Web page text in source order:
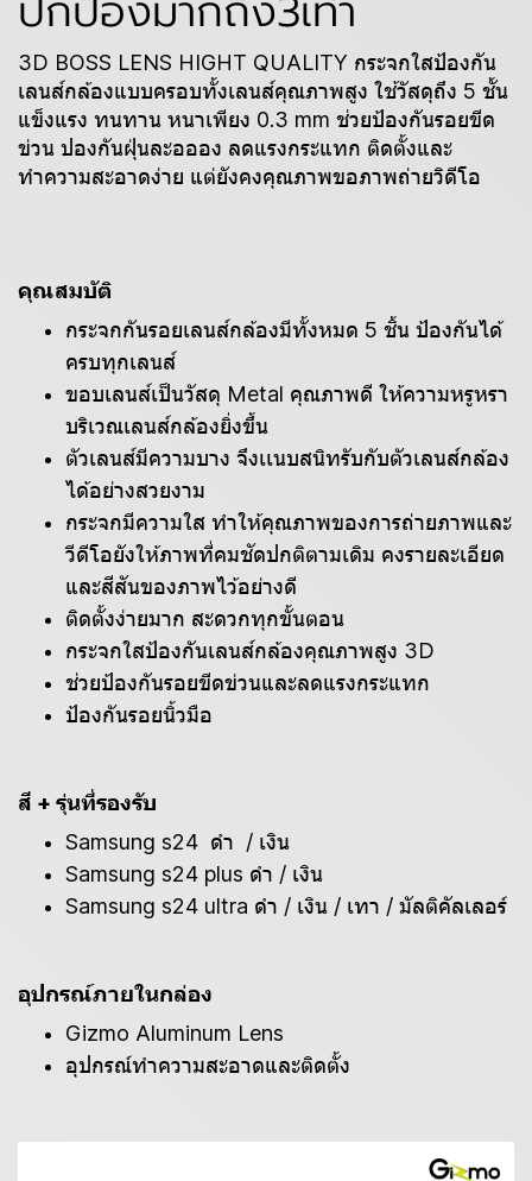
3D BOSS LENS HIGHT QUALITY กระจกใสป้องกัน
เลนส์กล้องแบบครอบทั้งเลนส์คุณภาพสูง ใช้วัสดุถึง 5 ชั้น
แข็งแรง ทนทาน หนาเพียง 0.3 mm ช่วยป้องกันรอยขีด
ข่วน ปองกันฝุ่นละอออง ลดแรงกระแทก ติดตั้งและ
ทำความสะอาดง่าย แต่ยังคงคุณภาพขอภาพถ่ายวิดีโอ
คุณสมบัติ
กระจกกันรอยเลนส์กล้องมีทั้งหมด 5 ชิ้น ป้องกันได้
ครบทุกเลนส์
ขอบเลนส์เป็นวัสดุ Metal คุณภาพดี ให้ความหรูหรา
บริเวณเลนส์กล้องยิ่งขึ้น
ตัวเลนส์มีความบาง จึงเเนบสนิทรับกับตัวเลนส์กล้อง
ได้อย่างสวยงาม
กระจกมีความใส ทำให้คุณภาพของการถ่ายภาพและ
วีดีโอยังให้ภาพที่คมชัดปกติตามเดิม คงรายละเอียด
และสีสันของภาพไว้อย่างดี
ติดตั้งง่ายมาก สะดวกทุกขั้นตอน
กระจกใสป้องกันเลนส์กล้องคุณภาพสูง 3D
ช่วยป้องกันรอยขีดข่วนและลดแรงกระแทก
ป้องกันรอยนิ้วมือ
สี + รุ่นที่รองรับ
Samsung s24 ดำ / เงิน
Samsung s24 plus ดำ / เงิน
Samsung s24 ultra ดำ / เงิน / เทา / มัลติคัลเลอร์
อุปกรณ์ภายในกล่อง
Gizmo Aluminum Lens
อุปกรณ์ทำความสะอาดและติดตั้ง